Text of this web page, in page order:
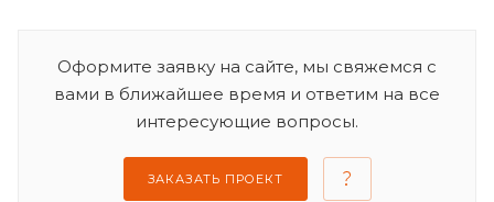
Оформите заявку на сайте, мы свяжемся с
вами в ближайшее время и ответим на все
интересующие вопросы.
ЗАКАЗАТЬ ПРОЕКТ